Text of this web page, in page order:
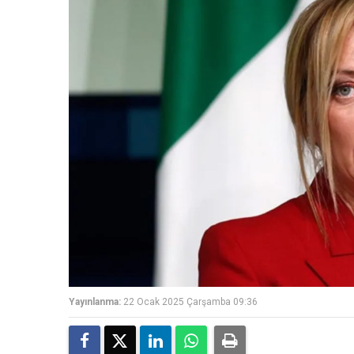
Yayınlanma: 22 Ocak 2025 Çarşamba 09:36